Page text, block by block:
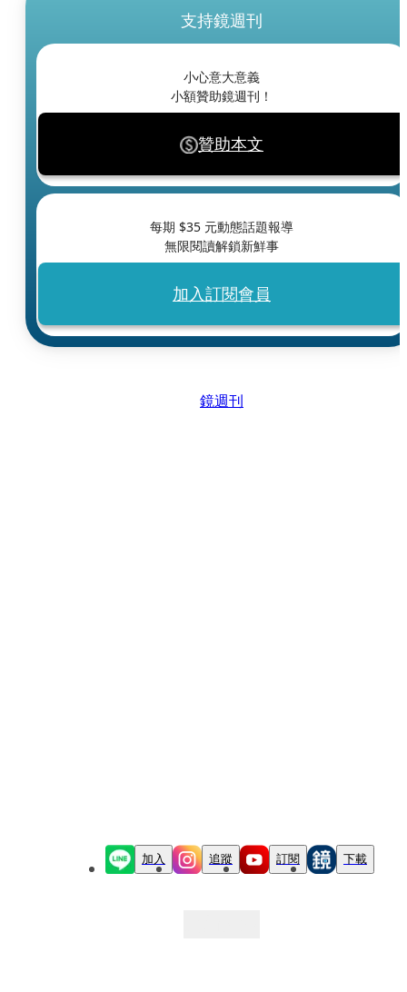
支持鏡週刊
小心意大意義
小額贊助鏡週刊！
贊助本文
每期 $35 元動態話題報導
無限閱讀解鎖新鮮事
加入訂閱會員
鏡週刊
加入 追蹤 訂閱 下載